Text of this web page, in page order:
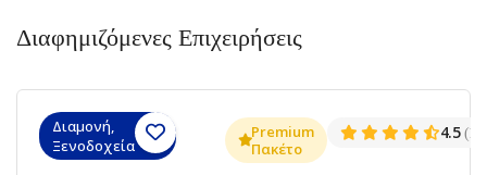
Διαφημιζόμενες Επιχειρήσεις
(1381)
Διαμονή,
Ξενοδοχεία
Premium
Πακέτο
4.5